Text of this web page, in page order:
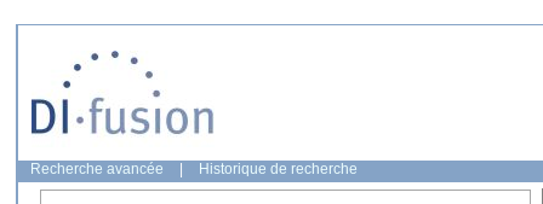
Recherche avancée Historique de recherche